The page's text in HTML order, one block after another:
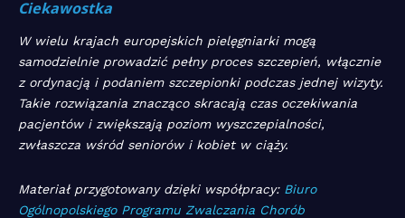
Ciekawostka
W wielu krajach europejskich pielęgniarki mogą
samodzielnie prowadzić pełny proces szczepień, włącznie
z ordynacją i podaniem szczepionki podczas jednej wizyty.
Takie rozwiązania znacząco skracają czas oczekiwania
pacjentów i zwiększają poziom wyszczepialności,
zwłaszcza wśród seniorów i kobiet w ciąży.
Materiał przygotowany dzięki współpracy: Biuro
Ogólnopolskiego Programu Zwalczania Chorób